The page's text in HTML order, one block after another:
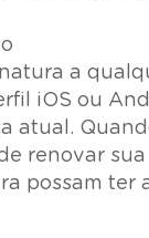
a
iOS ou
atual.
renovar
possam